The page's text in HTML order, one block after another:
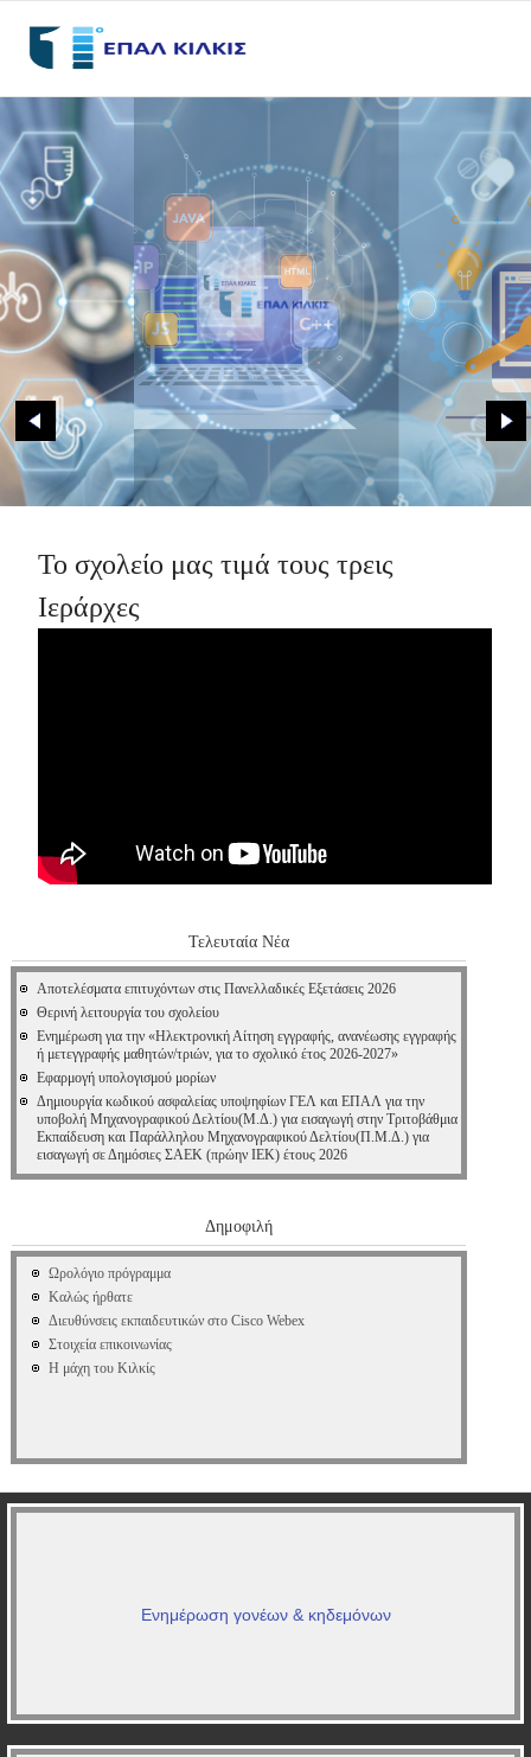
Το σχολείο μας τιμά τους τρεις
Ιεράρχες
Τελευταία Νέα
Αποτελέσματα επιτυχόντων στις Πανελλαδικές Εξετάσεις 2026
Θερινή λειτουργία του σχολείου
Ενημέρωση για την «Ηλεκτρονική Αίτηση εγγραφής, ανανέωσης εγγραφής
ή μετεγγραφής μαθητών/τριών, για το σχολικό έτος 2026-2027»
Εφαρμογή υπολογισμού μορίων
Δημιουργία κωδικού ασφαλείας υποψηφίων ΓΕΛ και ΕΠΑΛ για την
υποβολή Μηχανογραφικού Δελτίου(Μ.Δ.) για εισαγωγή στην Τριτοβάθμια
Εκπαίδευση και Παράλληλου Μηχανογραφικού Δελτίου(Π.Μ.Δ.) για
εισαγωγή σε Δημόσιες ΣΑΕΚ (πρώην ΙΕΚ) έτους 2026
Δημοφιλή
Ωρολόγιο πρόγραμμα
Καλώς ήρθατε
Διευθύνσεις εκπαιδευτικών στο Cisco Webex
Στοιχεία επικοινωνίας
Η μάχη του Κιλκίς
Ενημέρωση γονέων & κηδεμόνων